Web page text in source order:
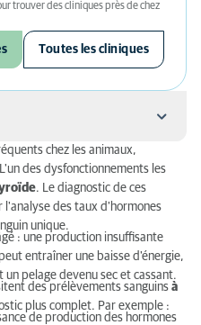
trouver des cliniques près de chez
Toutes les cliniques
reproduction animale
utilisées pour les
chez les animaux,
des dysfonctionnements les
. Le diagnostic de ces
des taux d'hormones
unique.
: une production insuffisante
entraîner une baisse d'énergie,
pelage devenu sec et cassant.
des prélèvements sanguins à
plus complet. Par exemple :
de production des hormones